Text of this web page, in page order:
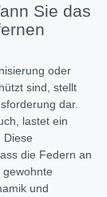
Sie das
oder
sind, stellt
dar.
lastet ein
Diese
die Federn an
und